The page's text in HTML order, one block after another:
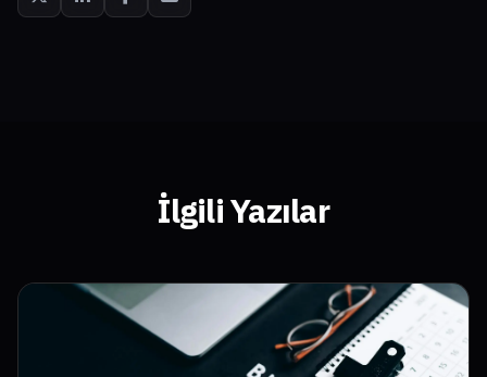
İlgili Yazılar